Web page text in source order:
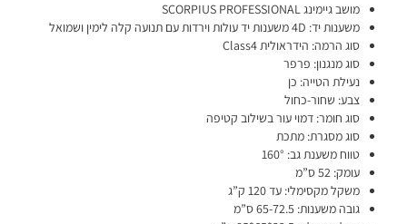
מושב גיימינג SCORPIUS PROFESSIONAL
משענות יד: 4D משענות יד עולות וירדות עם תנועה קלה לימין ושמואל
סוג הרמה: הידראולית Class4
סוג מנגנון: פרפר
נעילת הטייה: כן
צבע: שחור-כחול
סוג חומר: דמוי עור בשילוב קטיפה
סוג מסגרת: מתכת
טווח משענת גב: 160°
עומק: 52 ס”מ
משקל מקסימלי: עד 120 ק”ג
גובה משענות: 65-72.5 ס”מ